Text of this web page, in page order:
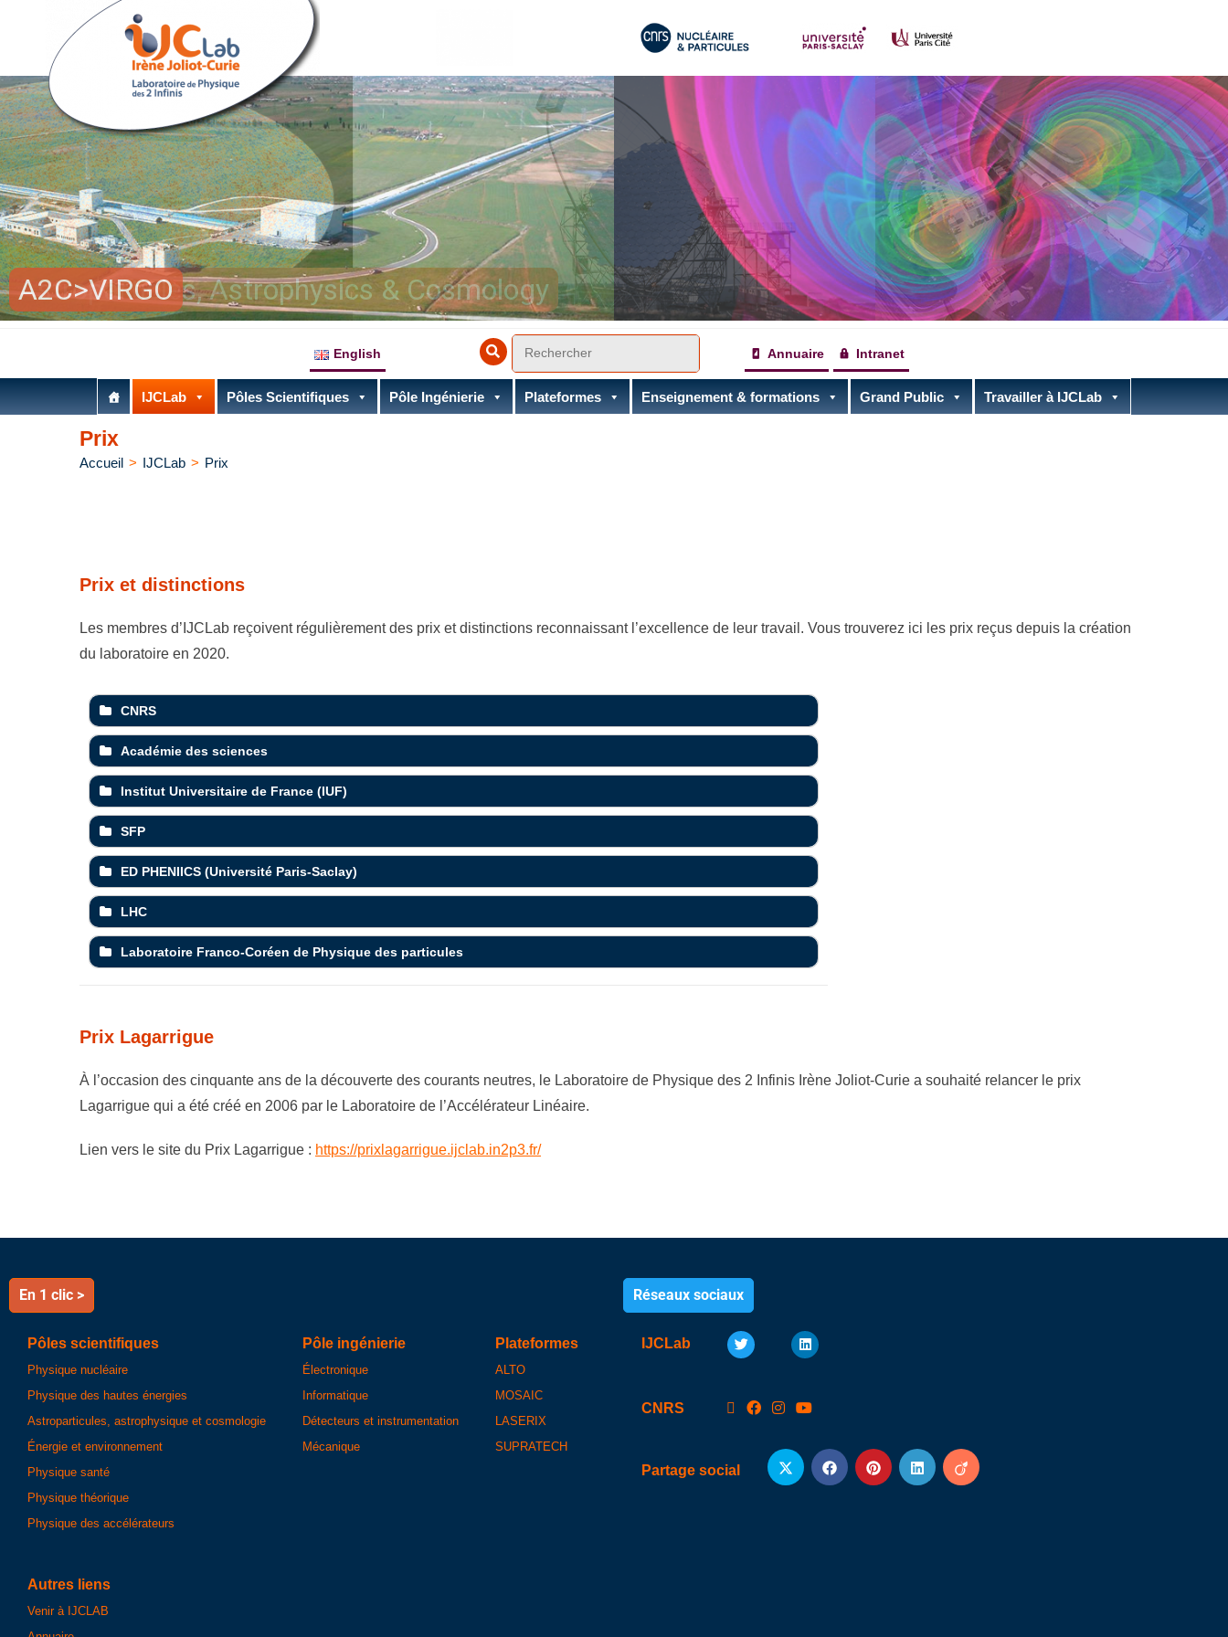
A2C>VIRGO
Astroparticles, Astrophysics & Cosmology
English Annuaire Intranet
IJCLab Pôles Scientifiques Pôle Ingénierie Plateformes Enseignement & formations Grand Public Travailler à IJCLab
Prix
Accueil > IJCLab > Prix
Prix et distinctions
Les membres d’IJCLab reçoivent régulièrement des prix et distinctions reconnaissant l’excellence de leur travail. Vous trouverez ici les prix reçus depuis la création
du laboratoire en 2020.
CNRS
Académie des sciences
Institut Universitaire de France (IUF)
SFP
ED PHENIICS (Université Paris-Saclay)
LHC
Laboratoire Franco-Coréen de Physique des particules
Prix Lagarrigue
À l’occasion des cinquante ans de la découverte des courants neutres, le Laboratoire de Physique des 2 Infinis Irène Joliot-Curie a souhaité relancer le prix
Lagarrigue qui a été créé en 2006 par le Laboratoire de l’Accélérateur Linéaire.
Lien vers le site du Prix Lagarrigue : https://prixlagarrigue.ijclab.in2p3.fr/
En 1 clic >
Pôles scientifiques
Physique nucléaire
Physique des hautes énergies
Astroparticules, astrophysique et cosmologie
Énergie et environnement
Physique santé
Physique théorique
Physique des accélérateurs
Pôle ingénierie
Électronique
Informatique
Détecteurs et instrumentation
Mécanique
Plateformes
ALTO
MOSAIC
LASERIX
SUPRATECH
Autres liens
Venir à IJCLAB
Réseaux sociaux
IJCLab
CNRS
Partage social